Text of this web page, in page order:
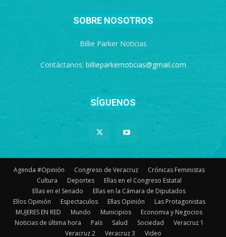
SOBRE NOSOTROS
Billie Parker Noticias
Contáctanos: billieparkernoticias@gmail.com
SÍGUENOS
Agenda #Opinión Congreso de Veracruz
Crónicas Feministas
Cultura
Deportes
Ellas en el Congreso Estatal
Ellas en el Senado
Ellas en la Cámara de Diputados
Ellos Opinión
Espectaculos Ellas Opinión
Las Protagonistas
MUJERES EN RED
Mundo Municipios
Economia y Negocios
Noticias de última hora
País Salud Sociedad
Veracruz 1
Veracruz 2
Veracruz 3 Video